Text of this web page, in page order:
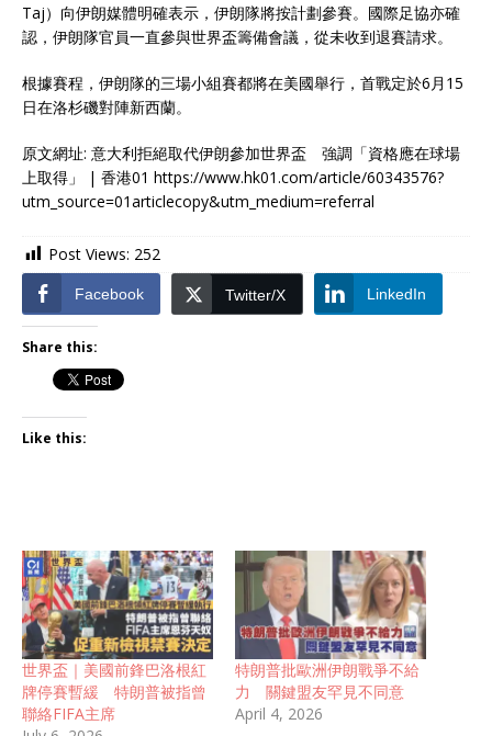
Taj）向伊朗媒體明確表示，伊朗隊將按計劃參賽。國際足協亦確
認，伊朗隊官員一直參與世界盃籌備會議，從未收到退賽請求。
根據賽程，伊朗隊的三場小組賽都將在美國舉行，首戰定於6月15
日在洛杉磯對陣新西蘭。
原文網址: 意大利拒絕取代伊朗參加世界盃 強調「資格應在球場
上取得」 | 香港01 https://www.hk01.com/article/60343576?
utm_source=01articlecopy&utm_medium=referral
Post Views: 252
Facebook Twitter/X LinkedIn
Share this:
Like this:
世界盃｜美國前鋒巴洛根紅
牌停賽暫緩 特朗普被指曾
聯絡FIFA主席
特朗普批歐洲伊朗戰爭不給
力 關鍵盟友罕見不同意
April 4, 2026